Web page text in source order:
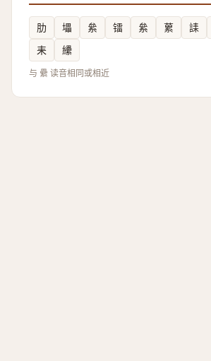
肋 㙼 絫 镭 絫 蔂 䛶
耒
纝
与 纍 读音相同或相近